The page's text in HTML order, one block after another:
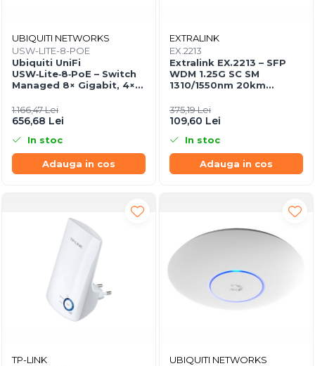
UBIQUITI NETWORKS
USW-LITE-8-POE
Ubiquiti UniFi
USW‑Lite‑8‑PoE – Switch
Managed 8× Gigabit, 4×
Desktop/Wall‑mount
1.166,47 Lei
656,68 Lei
In stoc
Adauga in cos
EXTRALINK
EX.2213
Extralink EX.2213 – SFP
WDM 1.25G SC SM
1310/1550nm 20km
375,19 Lei
109,60 Lei
In stoc
Adauga in cos
TP-LINK
UBIQUITI NETWORKS